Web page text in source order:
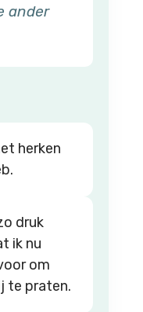
ander
herken
druk
ik nu
om
te praten.